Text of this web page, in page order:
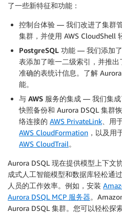
了一些新特征和功能：
控制台体验 — 我们改进了集群
集群，并使用 AWS CloudShell
PostgreSQL 功能 — 我们添加
表添加了唯一二级索引，并推
准确的表统计信息。了解
能。
与 AWS 服务的集成 — 我们集成
快照备份和 Aurora DSQL 集群
络连接的 AWS PrivateLink 、用
AWS CloudFormation ，以及用
AWS CloudTrail。
Aurora DSQL 现在提供模型上下文
成式人工智能模型和数据库轻松通
人员的工作效率。例如，安装
Aurora DSQL MCP 服务器。
Aurora DSQL 集群。您可以轻松探